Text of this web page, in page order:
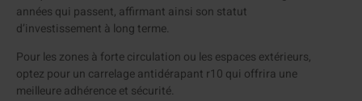
années qui passent, affirmant ainsi son statut
d’investissement à long terme.
Pour les zones à forte circulation ou les espaces extérieurs,
optez pour un carrelage antidérapant r10 qui offrira une
meilleure adhérence et sécurité.